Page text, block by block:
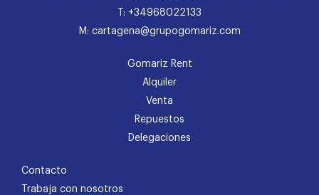
T: +34968022133
M: cartagena@grupogomariz.com
Gomariz Rent
Alquiler
Venta
Repuestos
Delegaciones
Contacto
Trabaja con nosotros